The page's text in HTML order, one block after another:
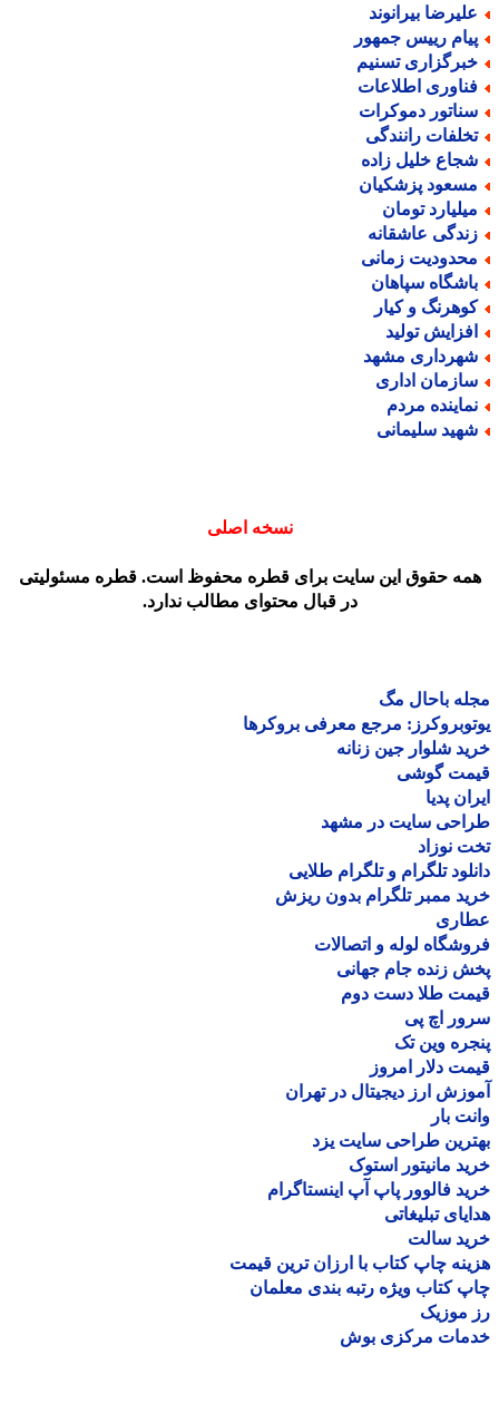
بیرانوند
رییس جمهور
تسنیم
اطلاعات
دموکرات
رانندگی
خلیل زاده
پزشکیان
تومان
عاشقانه
زمانی
سپاهان
و کیار
تولید
مشهد
اداری
مردم
سلیمانی
نسخه اصلی
حقوق این سایت برای قطره محفوظ است. قطره مسئولیتی
در قبال محتوای مطالب ندارد.
باحال مگ
مرجع معرفی بروکرها
شلوار جین زنانه
گوشی
پدیا
سایت در مشهد
نوزاد
تلگرام و تلگرام طلایی
ممبر تلگرام بدون ریزش
لوله و اتصالات
زنده جام جهانی
طلا دست دوم
اچ پی
وین تک
دلار امروز
ارز دیجیتال در تهران
بار
طراحی سایت یزد
مانیتور استوک
فالوور پاپ آپ اینستاگرام
تبلیغاتی
سالت
چاپ کتاب با ارزان ترین قیمت
کتاب ویژه رتبه بندی معلمان
موزیک
مرکزی بوش